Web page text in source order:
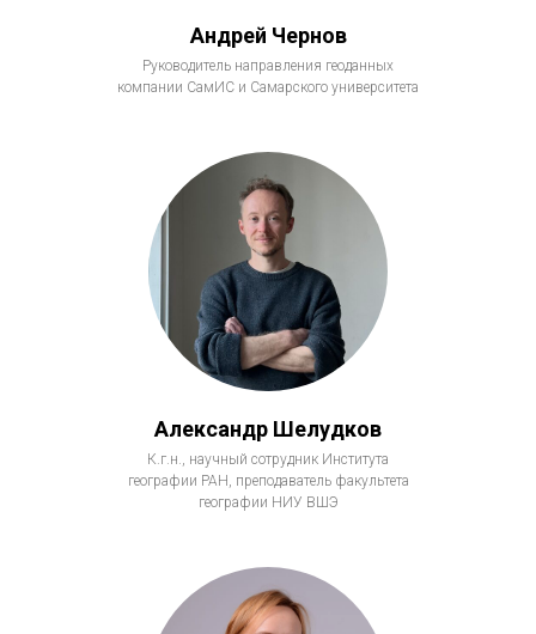
Андрей Чернов
Руководитель направления геоданных
компании СамИС и Самарского университета
Александр Шелудков
К.г.н., научный сотрудник Института
географии РАН, преподаватель факультета
географии НИУ ВШЭ